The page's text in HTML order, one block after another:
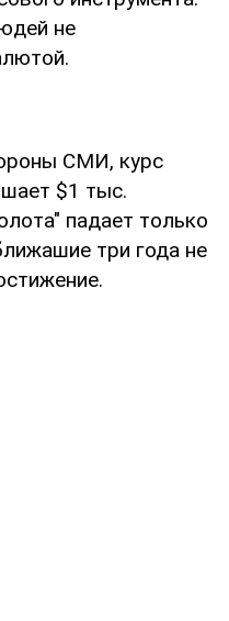
не
СМИ, курс
$1 тыс.
падает только
три года не